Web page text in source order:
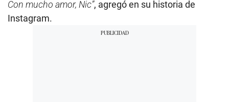
Con mucho amor, Nic”, agregó en su historia de
Instagram.